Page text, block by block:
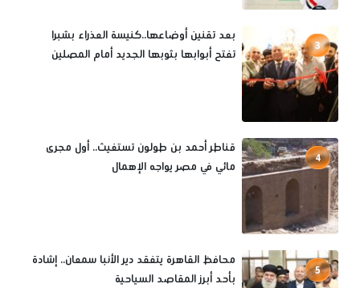
3
بعد تقنين أوضاعها..كنيسة العذراء بشبرا
تفتح أبوابها بثوبها الجديد أمام المصلين
4
قناطر أحمد بن طولون تستغيث.. أول مجرى
مائي في مصر يواجه الإهمال
5
محافظ القاهرة يتفقد دير الأنبا سمعان.. إشادة
بأحد أبرز المقاصد السياحية